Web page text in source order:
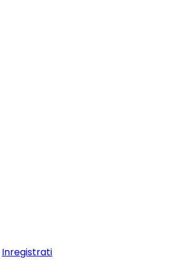
Inregistrati